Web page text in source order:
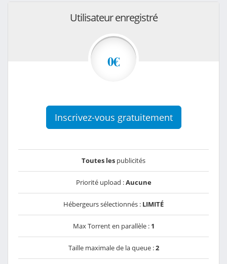
Utilisateur enregistré
0€
Inscrivez-vous gratuitement
Toutes les publicités
Priorité upload :Aucune
Hébergeurs sélectionnés : LIMITÉ
Max Torrent en parallèle : 1
Taille maximale de la queue :2